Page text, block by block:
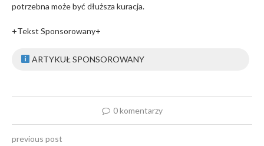
potrzebna może być dłuższa kuracja.
+Tekst Sponsorowany+
ARTYKUŁ SPONSOROWANY
0 komentarzy
previous post